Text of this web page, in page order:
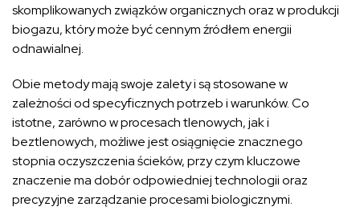
skomplikowanych związków organicznych oraz w produkcji
biogazu, który może być cennym źródłem energii
odnawialnej.
Obie metody mają swoje zalety i są stosowane w
zależności od specyficznych potrzeb i warunków. Co
istotne, zarówno w procesach tlenowych, jak i
beztlenowych, możliwe jest osiągnięcie znacznego
stopnia oczyszczenia ścieków, przy czym kluczowe
znaczenie ma dobór odpowiedniej technologii oraz
precyzyjne zarządzanie procesami biologicznymi.